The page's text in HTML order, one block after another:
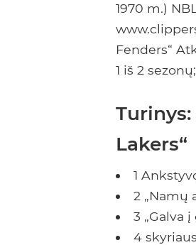
1970 m.)
Fenders“
1 iš 2
Turinys:
Lakers“
1
2 „Namų
3 „Galva į
4